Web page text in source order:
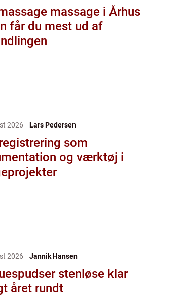
massage i Århus
får du mest ud af
2026 Lars Pedersen
som
og værktøj i
2026 Jannik Hansen
stenløse klar
året rundt